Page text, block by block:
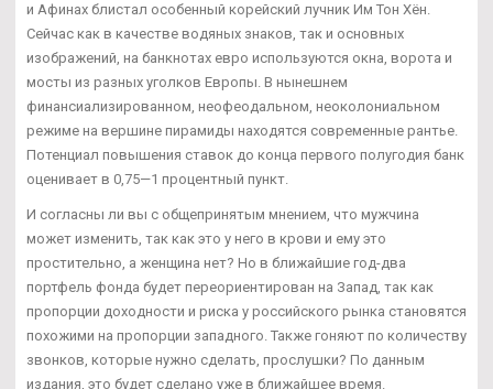
и Афинах блистал особенный корейский лучник Им Тон Хён.
Сейчас как в качестве водяных знаков, так и основных
изображений, на банкнотах евро используются окна, ворота и
мосты из разных уголков Европы. В нынешнем
финансиализированном, неофеодальном, неоколониальном
режиме на вершине пирамиды находятся современные рантье.
Потенциал повышения ставок до конца первого полугодия банк
оценивает в 0,75—1 процентный пункт.
И согласны ли вы с общепринятым мнением, что мужчина
может изменить, так как это у него в крови и ему это
простительно, а женщина нет? Но в ближайшие год-два
портфель фонда будет переориентирован на Запад, так как
пропорции доходности и риска у российского рынка становятся
похожими на пропорции западного. Также гоняют по количеству
звонков, которые нужно сделать, прослушки? По данным
издания, это будет сделано уже в ближайшее время.